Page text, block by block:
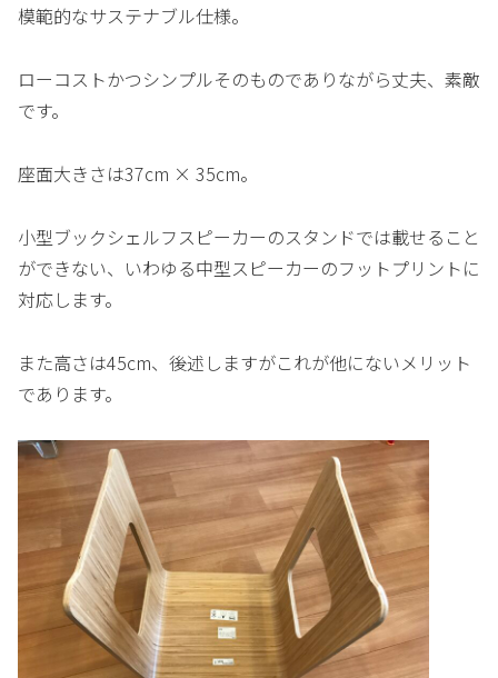
模範的なサステナブル仕様。
ローコストかつシンプルそのものでありながら丈夫、素敵
です。
座面大きさは37cm × 35cm。
小型ブックシェルフスピーカーのスタンドでは載せること
ができない、いわゆる中型スピーカーのフットプリントに
対応します。
また高さは45cm、後述しますがこれが他にないメリット
であります。